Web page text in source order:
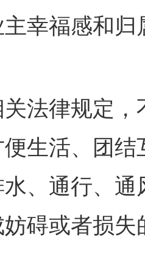
幸福感和
律规定，
生活、团
、通行、
碍或者损